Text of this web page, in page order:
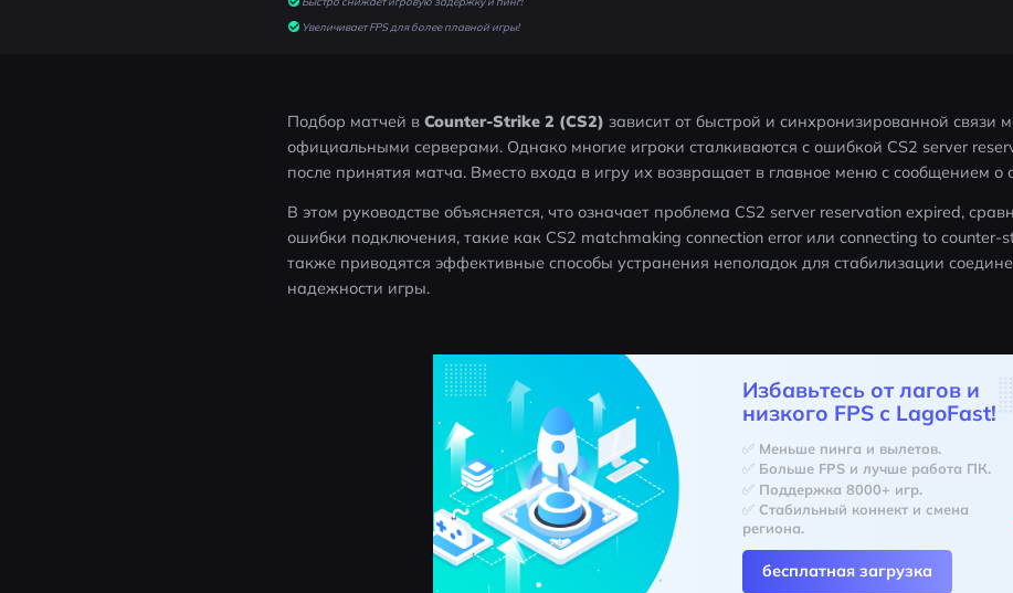
Увеличивает FPS для более плавной игры!
Подбор матчей в Counter-Strike 2 (CS2) зависит от быстрой и синхронизированной связи
официальными серверами. Однако многие игроки сталкиваются с ошибкой CS2 server
после принятия матча. Вместо входа в игру их возвращает в главное меню с сообщением о
В этом руководстве объясняется, что означает проблема CS2 server reservation expired,
ошибки подключения, такие как CS2 matchmaking connection error или connecting to counter-
также приводятся эффективные способы устранения неполадок для стабилизации
надежности игры.
Избавьтесь от лагов и
низкого FPS с LagoFast!
✅ Меньше пинга и вылетов.
✅ Больше FPS и лучше работа ПК.
✅ Поддержка 8000+ игр.
✅ Стабильный коннект и смена
региона.
бесплатная загрузка